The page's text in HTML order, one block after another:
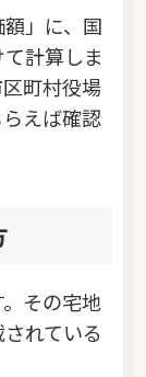
」に、国
計算しま
町村役場
えば確認
その宅地
れている